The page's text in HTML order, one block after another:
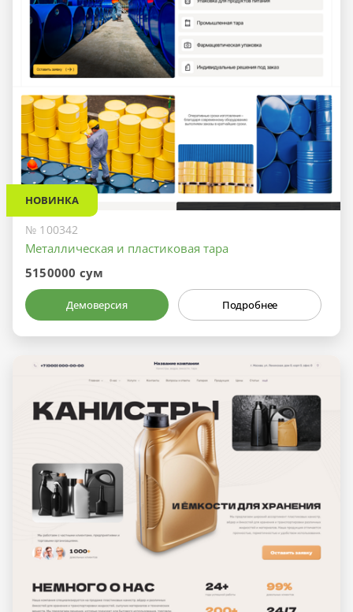
НОВИНКА
№ 100342
Металлическая и пластиковая тара
5150000 сум
Демоверсия Подробнее